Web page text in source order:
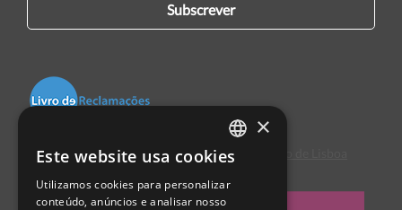
Subscrever
Centro de Arbitragem de Conflitos de Consumo de Lisboa
PORTUGUESE
ENGLISH
×
Este website usa cookies
Utilizamos cookies para personalizar
conteúdo, anúncios e analisar nosso